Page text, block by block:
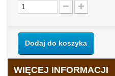
Dodaj do koszyka
WIĘCEJ INFORMACJI